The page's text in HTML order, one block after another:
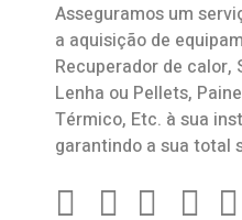
Asseguramos um
a aquisição de
Recuperador de calor,
Lenha ou Pellets,
Térmico, Etc. à sua
garantindo a sua total